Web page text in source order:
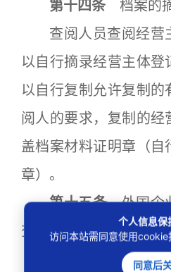
第十四条 档案的
查阅人员查阅经营
以自行摘录经营主体登
以自行复制允许复制的
阅人的要求，复制的经
盖档案材料证明章（自
章）。
第十五条外国企
查阅的方法
外国企业常驻代表
个人信息保
访问本站需同意使用cookie
同意后